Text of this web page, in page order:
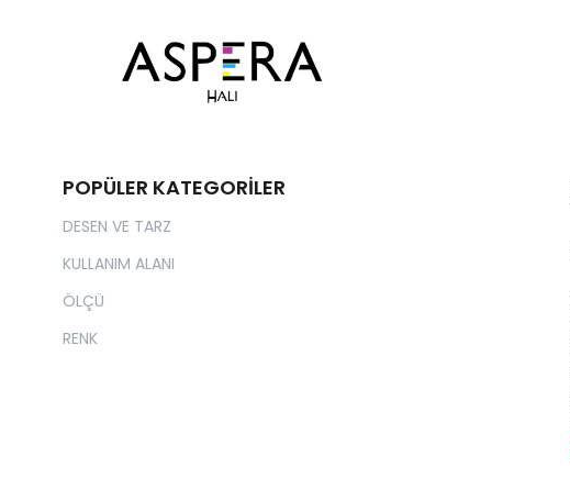
POPÜLER KATEGORİLER
DESEN VE TARZ
KULLANIM ALANI
ÖLÇÜ
RENK